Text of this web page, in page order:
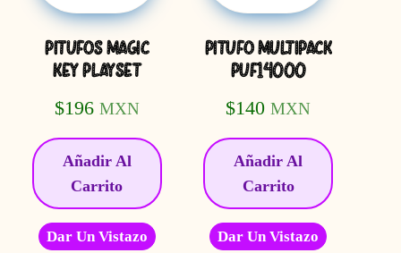
PITUFOS MAGIC
KEY PLAYSET
$196 MXN
Añadir Al
Carrito
Dar Un Vistazo
PITUFO MULTIPACK
PUF14000
$140 MXN
Añadir Al
Carrito
Dar Un Vistazo